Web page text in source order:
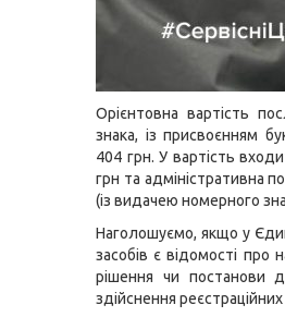
Орієнтовна вартість
знака, із присвоєнням
404 грн. У вартість
грн та адміністративна
(із видачею номерного
Наголошуємо, якщо у
засобів є відомості про
рішення чи постанови
здійснення